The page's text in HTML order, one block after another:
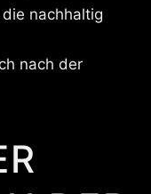
nachhaltig
nach der